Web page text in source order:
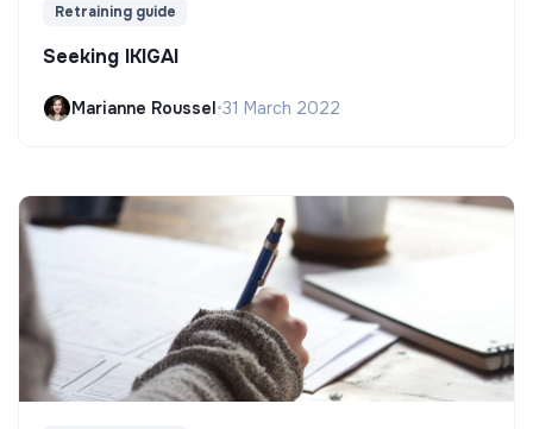
Retraining guide
Seeking IKIGAI
Marianne Roussel•31 March 2022